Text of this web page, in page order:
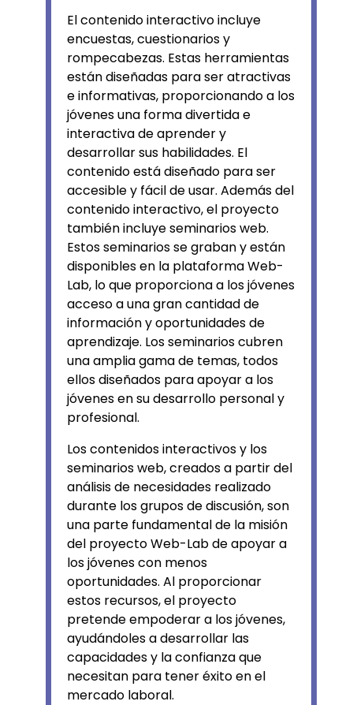
El contenido interactivo incluye
encuestas, cuestionarios y
rompecabezas. Estas herramientas
están diseñadas para ser atractivas
e informativas, proporcionando a los
jóvenes una forma divertida e
interactiva de aprender y
desarrollar sus habilidades. El
contenido está diseñado para ser
accesible y fácil de usar. Además del
contenido interactivo, el proyecto
también incluye seminarios web.
Estos seminarios se graban y están
disponibles en la plataforma Web-
Lab, lo que proporciona a los jóvenes
acceso a una gran cantidad de
información y oportunidades de
aprendizaje. Los seminarios cubren
una amplia gama de temas, todos
ellos diseñados para apoyar a los
jóvenes en su desarrollo personal y
profesional.
Los contenidos interactivos y los
seminarios web, creados a partir del
análisis de necesidades realizado
durante los grupos de discusión, son
una parte fundamental de la misión
del proyecto Web-Lab de apoyar a
los jóvenes con menos
oportunidades. Al proporcionar
estos recursos, el proyecto
pretende empoderar a los jóvenes,
ayudándoles a desarrollar las
capacidades y la confianza que
necesitan para tener éxito en el
mercado laboral.